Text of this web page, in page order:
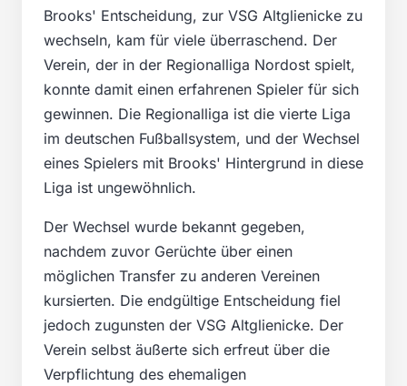
Brooks' Entscheidung, zur VSG Altglienicke zu
wechseln, kam für viele überraschend. Der
Verein, der in der Regionalliga Nordost spielt,
konnte damit einen erfahrenen Spieler für sich
gewinnen. Die Regionalliga ist die vierte Liga
im deutschen Fußballsystem, und der Wechsel
eines Spielers mit Brooks' Hintergrund in diese
Liga ist ungewöhnlich.
Der Wechsel wurde bekannt gegeben,
nachdem zuvor Gerüchte über einen
möglichen Transfer zu anderen Vereinen
kursierten. Die endgültige Entscheidung fiel
jedoch zugunsten der VSG Altglienicke. Der
Verein selbst äußerte sich erfreut über die
Verpflichtung des ehemaligen